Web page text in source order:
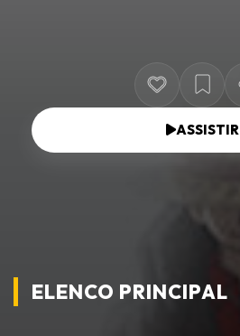
ASSISTIR
ELENCO PRINCIPAL